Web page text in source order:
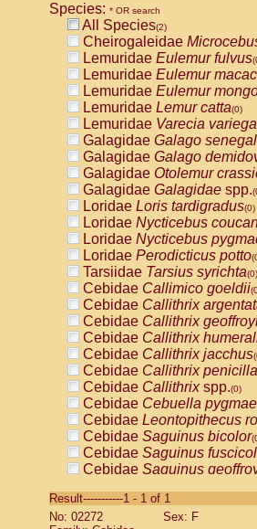
Species: * OR search
All Species(2)
Cheirogaleidae
Lemuridae Eulemur fulvus
Lemuridae Eulemur
Lemuridae Eulemur
Lemuridae Lemur catta(0)
Lemuridae Varecia
Galagidae Galago
Galagidae Galago
Galagidae Otolemur
Galagidae Galagidae spp.
Loridae Loris tardigradus(0)
Loridae Nycticebus
Loridae Nycticebus
Loridae Perodicticus potto
Tarsiidae Tarsius syrichta(0)
Cebidae Callimico goeldii
Cebidae Callithrix
Cebidae Callithrix
Cebidae Callithrix
Cebidae Callithrix jacchus
Cebidae Callithrix
Cebidae Callithrixspp.(0)
Cebidae Cebuella
Cebidae Leontopithecus
Cebidae Saguinus bicolor
Cebidae Saguinus
Cebidae Saguinus
CebidaeSaguinus
Cebidae Saguinus
Result-----------1 - 1 of 1
No: 02272
Sex: F